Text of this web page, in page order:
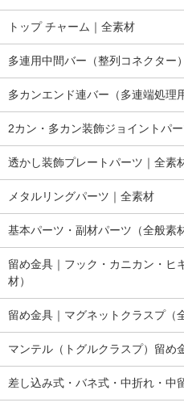
トップ チャーム｜全素材
多連用中間バー（整列コネクター
多カンエンド連バー（多連端処理
2カン・多カン装飾ジョイントパ
透かし装飾プレートパーツ｜全素
メタルリングパーツ｜全素材
基本パーツ・副材パーツ（全般素
留め金具｜フック・カニカン・ヒ
材）
留め金具｜マグネットクラスプ（
マンテル（トグルクラスプ）留め
差し込み式・バネ式・中折れ・中